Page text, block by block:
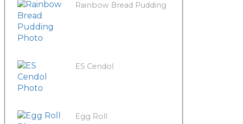
Rainbow Bread Pudding
ES Cendol
Egg Roll